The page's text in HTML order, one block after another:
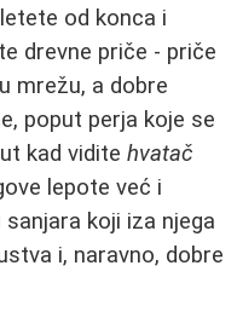
od konca i
drevne priče - priče
mrežu, a dobre
poput perja koje se
kad vidite hvatač
lepote već i
koji iza njega
i, naravno, dobre